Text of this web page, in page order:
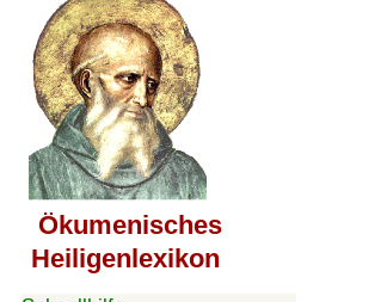
Ökumenisches
Heiligenlexikon